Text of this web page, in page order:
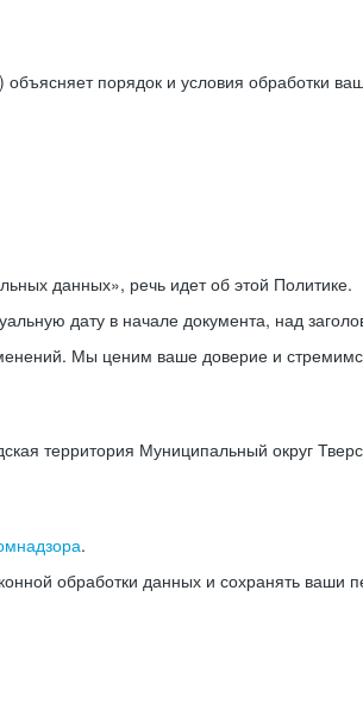
порядок и условия обработки
данных», речь идет об этой Политике.
дату в начале документа, над
Мы ценим ваше доверие и
территория Муниципальный округ
.
обработки данных и сохранять ваши